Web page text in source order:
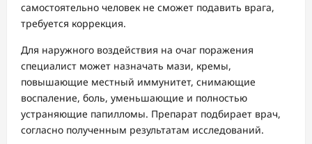
самостоятельно человек не сможет подавить врага,
требуется коррекция.
Для наружного воздействия на очаг поражения
специалист может назначать мази, кремы,
повышающие местный иммунитет, снимающие
воспаление, боль, уменьшающие и полностью
устраняющие папилломы. Препарат подбирает врач,
согласно полученным результатам исследований.